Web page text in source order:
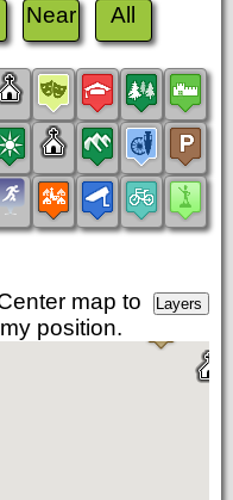
Near All
map to
my position.